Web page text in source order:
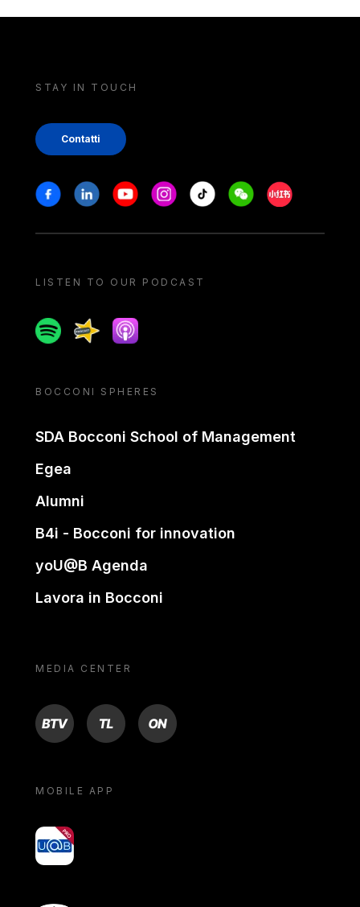
STAY IN TOUCH
Contatti
Stay in touch
FacebookLinkedinYoutubeInstagram
Tiktok WeechatXiaohongshu/
LISTEN TO OUR PODCAST
SpotifySpreakerApple podcast
BOCCONI SPHERES
SDA Bocconi School of Management
Egea
Alumni
B4i - Bocconi for innovation
yoU@B Agenda
Lavora in Bocconi
MEDIA CENTER
BTV TL ON
MOBILE APP
yoU@B